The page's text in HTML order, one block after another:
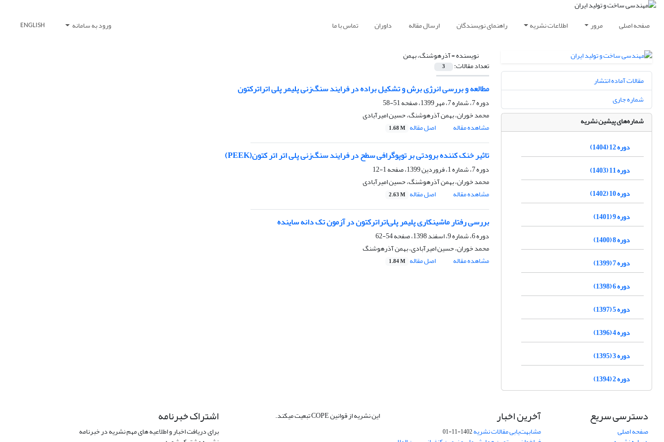
صفحه اصلی مرور اطلاعات نشریه راهنمای نویسندگان ارسال مقاله داوران تماس با ما ورود به سامانه ENGLISH
نویسنده =آذرهوشنگ، بهمن
تعداد مقالات: 3
مطالعه و بررسی انرژی برش و تشکیل براده در فرایند سنگ‌زنی پلیمر پلی اتراترکتون
دوره 7، شماره 7، مهر 1399، صفحه
51-58
محمد خوران، بهمن آذرهوشنگ، حسین امیرآبادی
مشاهده مقاله
اصل مقاله 1.68 M
تاثیر خنک کننده برودتی بر توپوگرافی سطح در فرایند سنگ‌زنی پلی اتر اتر کتون(PEEK)
دوره 7، شماره 1، فروردین 1399، صفحه
1-12
محمد خوران، بهمن آذرهوشنگ، حسین امیرآبادی
مشاهده مقاله
اصل مقاله 2.63 M
بررسی رفتار ماشینکاری پلیمر پلی‌اتراترکتون در آزمون تک دانه ساینده
دوره 6، شماره 9، اسفند 1398، صفحه
54-62
محمد خوران، حسین امیرآبادی، بهمن آذرهوشنگ
مشاهده مقاله
اصل مقاله 1.84 M
مقالات آماده انتشار
شماره جاری
شماره‌های پیشین نشریه
دوره 12 (1404)
دوره 11 (1403)
دوره 10 (1402)
دوره 9 (1401)
دوره 8 (1400)
دوره 7 (1399)
دوره 6 (1398)
دوره 5 (1397)
دوره 4 (1396)
دوره 3 (1395)
دوره 2 (1394)
دسترسی سریع
صفحه اصلی
آخرین اخبار
مشابهت‌یابی مقالات نشریه1402-11-01
این نشریه از قوانین COPE تبعیت میکند. اشتراک خبرنامه
برای دریافت اخبار و اطلاعیه های مهم نشریه در خبرنامه